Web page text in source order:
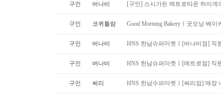
구인 버나비 [구인] 스시가든 메트로타운 하이게
구인 코퀴틀람 Good Morning Bakeryㅣ굿모닝 베
구인 버나비 HNS 한남슈퍼마켓ㅣ[버나비점] 직
구인 버나비 HNS 한남슈퍼마켓ㅣ[메트로점] 직
구인 써리 HNS 한남수퍼마켓ㅣ[써리점] 매장